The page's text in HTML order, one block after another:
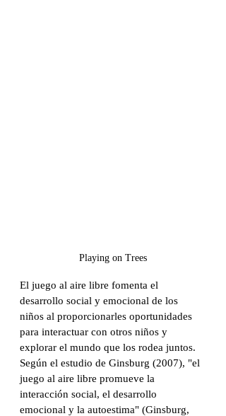
Playing on Trees
El juego al aire libre fomenta el
desarrollo social y emocional de los
niños al proporcionarles oportunidades
para interactuar con otros niños y
explorar el mundo que los rodea juntos.
Según el estudio de Ginsburg (2007), "el
juego al aire libre promueve la
interacción social, el desarrollo
emocional y la autoestima" (Ginsburg,